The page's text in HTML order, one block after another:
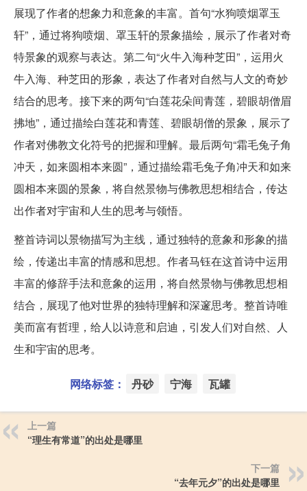
展现了作者的想象力和意象的丰富。首句“水狗喷烟罩玉
轩”，通过将狗喷烟、罩玉轩的景象描绘，展示了作者对奇
特景象的观察与表达。第二句“火牛入海种芝田”，运用火
牛入海、种芝田的形象，表达了作者对自然与人文的奇妙
结合的思考。接下来的两句“白莲花朵间青莲，碧眼胡僧眉
拂地”，通过描绘白莲花和青莲、碧眼胡僧的景象，展示了
作者对佛教文化符号的把握和理解。最后两句“霜毛兔子角
冲天，如来圆相本来圆”，通过描绘霜毛兔子角冲天和如来
圆相本来圆的景象，将自然景物与佛教思想相结合，传达
出作者对宇宙和人生的思考与领悟。
整首诗词以景物描写为主线，通过独特的意象和形象的描
绘，传递出丰富的情感和思想。作者马钰在这首诗中运用
丰富的修辞手法和意象的运用，将自然景物与佛教思想相
结合，展现了他对世界的独特理解和深邃思考。整首诗唯
美而富有哲理，给人以诗意和启迪，引发人们对自然、人
生和宇宙的思考。
网络标签： 丹砂 宁海 瓦罐
上一篇
“理生有常道”的出处是哪里
下一篇
“去年元夕”的出处是哪里